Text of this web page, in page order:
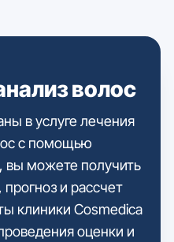
волос
в услуге лечения
с помощью
вы можете получить
и рассчет
клиники Cosmedica
оценки и